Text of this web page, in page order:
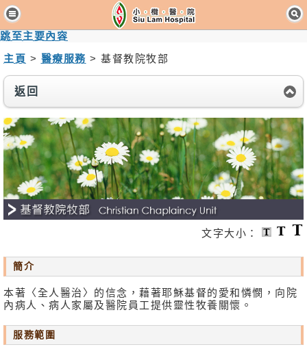
跳至主要內容
主
頁
病
人
與
訪
客
醫
療
服
務
及
活
動
關
於
主頁 > 醫療服務 > 基督教院牧部
返回
文字大小：
簡介
本著〈全人醫治〉的信念，藉著耶穌基督的愛和憐憫，向院
內病人、病人家屬及醫院員工提供靈性牧養關懷。
服務範圍